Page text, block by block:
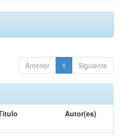
Anterior 1 Siguiente
Autor(es)